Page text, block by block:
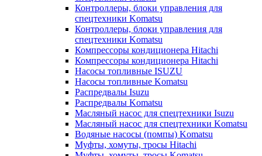
Контроллеры, блоки управления для
спецтехники Komatsu
Контроллеры, блоки управления для
спецтехники Komatsu
Компрессоры кондиционера Hitachi
Компрессоры кондиционера Hitachi
Насосы топливные ISUZU
Насосы топливные Komatsu
Распредвалы Isuzu
Распредвалы Komatsu
Масляный насос для спецтехники Isuzu
Масляный насос для спецтехники Komatsu
Водяные насосы (помпы) Komatsu
Муфты, хомуты, тросы Hitachi